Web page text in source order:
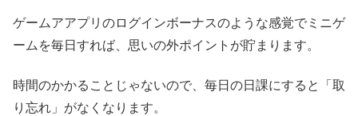
ゲームアアプリのログインボーナスのような感覚でミニゲ
ームを毎日すれば、思いの外ポイントが貯まります。
時間のかかることじゃないので、毎日の日課にすると「取
り忘れ」がなくなります。